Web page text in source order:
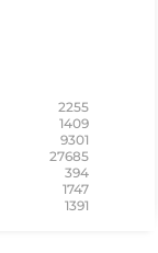
2255
1409
9301
27685
394
1747
1391